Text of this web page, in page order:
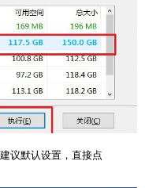
议默认设置，直接点